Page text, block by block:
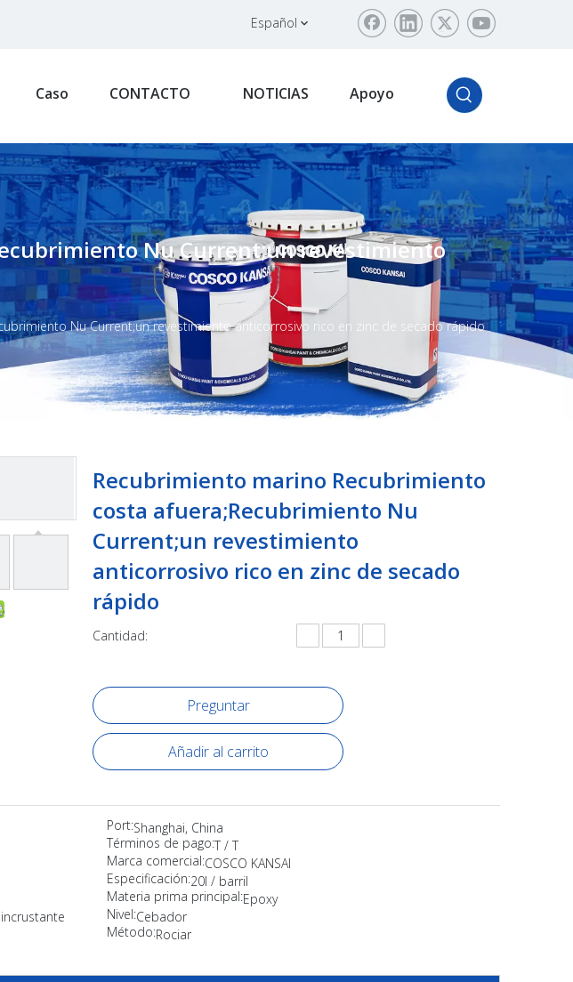
Español
Caso CONTACTO NOTICIAS Apoyo
Nu Current;un revestimiento
Nu Current;un revestimiento anticorrosivo rico en zinc de secado rápido
Recubrimiento marino Recubrimiento
costa afuera;Recubrimiento Nu
Current;un revestimiento
anticorrosivo rico en zinc de secado
rápido
Cantidad:
Preguntar
Añadir al carrito
Port:Shanghai, China
Términos de pago:T / T
Marca comercial:COSCO KANSAI
Especificación:20l / barril
Materia prima principal:Epoxy
Nivel:Cebador
Método:Rociar